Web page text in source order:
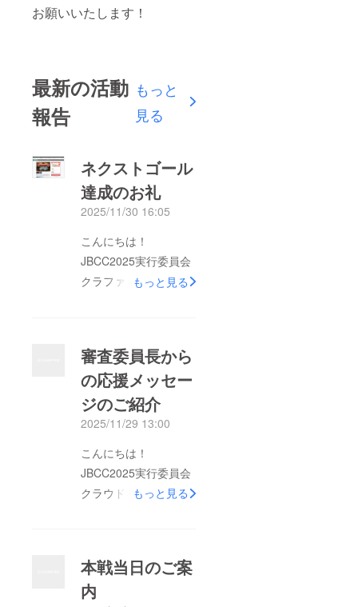
お願いいたします！
最新の活動
報告
もっと
見る
ネクストゴール
達成のお礼
2025/11/30 16:05
こんにちは！
JBCC2025実行委員会
クラファンチームで
を達成することができ
ました！本日までに、
112人の方に160万円
にのぼるご寄付をいた
あたたかなご支援に心
より感謝いたします。
本当にありがとうござ
表彰式も含めて引き続
きお楽しみくださ
い！！改めて皆様のご
もっと見る
審査委員長から
の応援メッセー
ジのご紹介
2025/11/29 13:00
こんにちは！
JBCC2025実行委員会
クラウドファンディン
しでしょうか。出場者
の皆様につきましては
もっと見る
本戦当日のご案
内